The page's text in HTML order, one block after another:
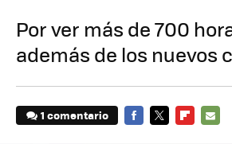
Por ver más de 700
además de los nuevos
1 comentario